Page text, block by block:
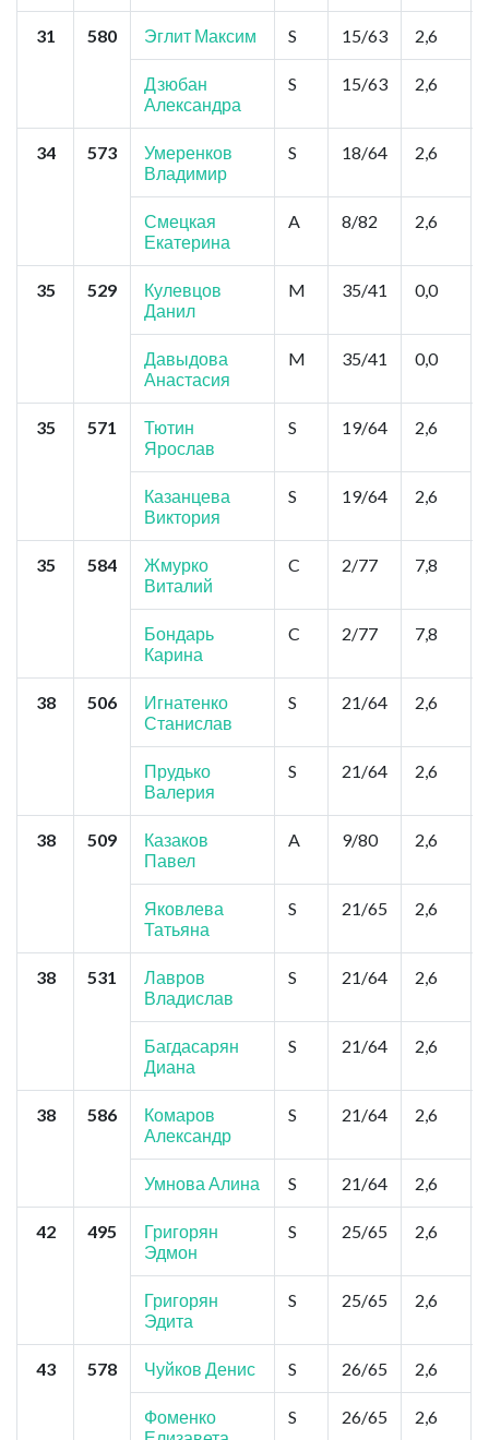
31 580 Эглит Максим S 15/63 2,6
Дзюбан
Александра
S 15/63 2,6
34 573
Умеренков
Владимир
S 18/64 2,6
Смецкая
Екатерина
A 8/82 2,6
35 529
Кулевцов
Данил
M 35/41 0,0
Давыдова
Анастасия
M 35/41 0,0
35 571
Тютин
Ярослав
S 19/64 2,6
Казанцева
Виктория
S 19/64 2,6
35 584
Жмурко
Виталий
C 2/77 7,8
Бондарь
Карина
C 2/77 7,8
38 506
Игнатенко
Станислав
S 21/64 2,6
Прудько
Валерия
S 21/64 2,6
38 509
Казаков
Павел
A 9/80 2,6
Яковлева
Татьяна
S 21/65 2,6
38 531
Лавров
Владислав
S 21/64 2,6
Багдасарян
Диана
S 21/64 2,6
38 586
Комаров
Александр
S 21/64 2,6
Умнова Алина
S 21/64 2,6
42 495
Григорян
Эдмон
S 25/65 2,6
Григорян
Эдита
S 25/65 2,6
43 578 Чуйков Денис S 26/65 2,6
Фоменко
S 26/65 2,6